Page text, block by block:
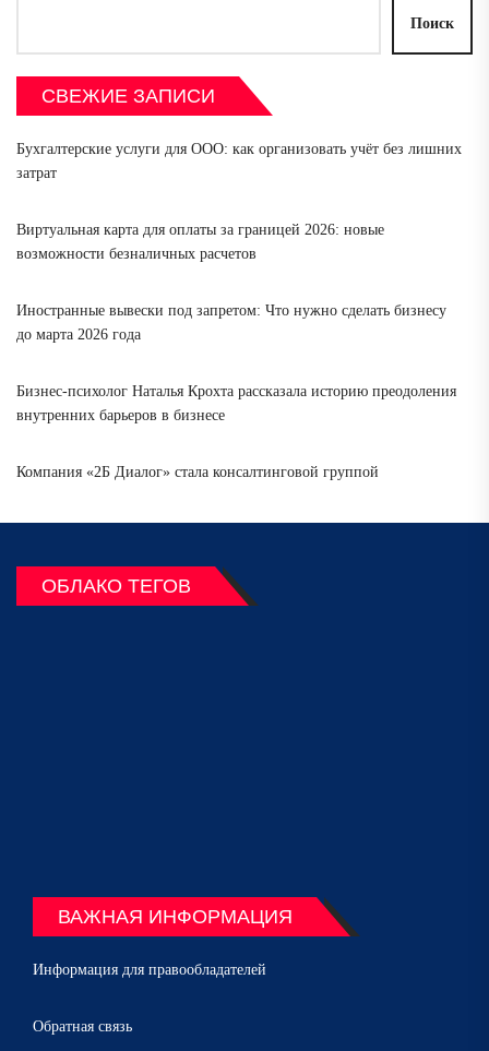
Поиск
СВЕЖИЕ ЗАПИСИ
Бухгалтерские услуги для ООО: как организовать учёт без лишних
затрат
Виртуальная карта для оплаты за границей 2026: новые
возможности безналичных расчетов
Иностранные вывески под запретом: Что нужно сделать бизнесу
до марта 2026 года
Бизнес-психолог Наталья Крохта рассказала историю преодоления
внутренних барьеров в бизнесе
Компания «2Б Диалог» стала консалтинговой группой
ОБЛАКО ТЕГОВ
ВАЖНАЯ ИНФОРМАЦИЯ
Информация для правообладателей
Обратная связь